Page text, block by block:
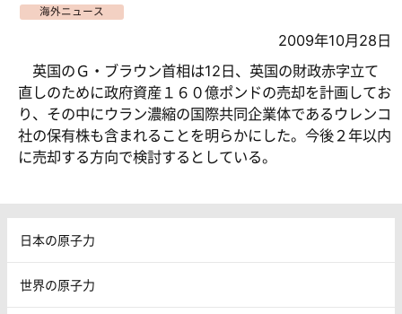
海外ニュース
2009年10月28日
英国のＧ・ブラウン首相は12日、英国の財政赤字立て
直しのために政府資産１６０億ポンドの売却を計画してお
り、その中にウラン濃縮の国際共同企業体であるウレンコ
社の保有株も含まれることを明らかにした。今後２年以内
に売却する方向で検討するとしている。
日本の原子力
世界の原子力